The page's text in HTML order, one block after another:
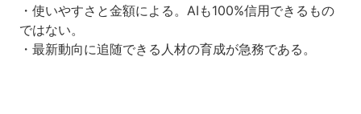
・使いやすさと金額による。AIも100%信用できるもの
ではない。
・最新動向に追随できる人材の育成が急務である。